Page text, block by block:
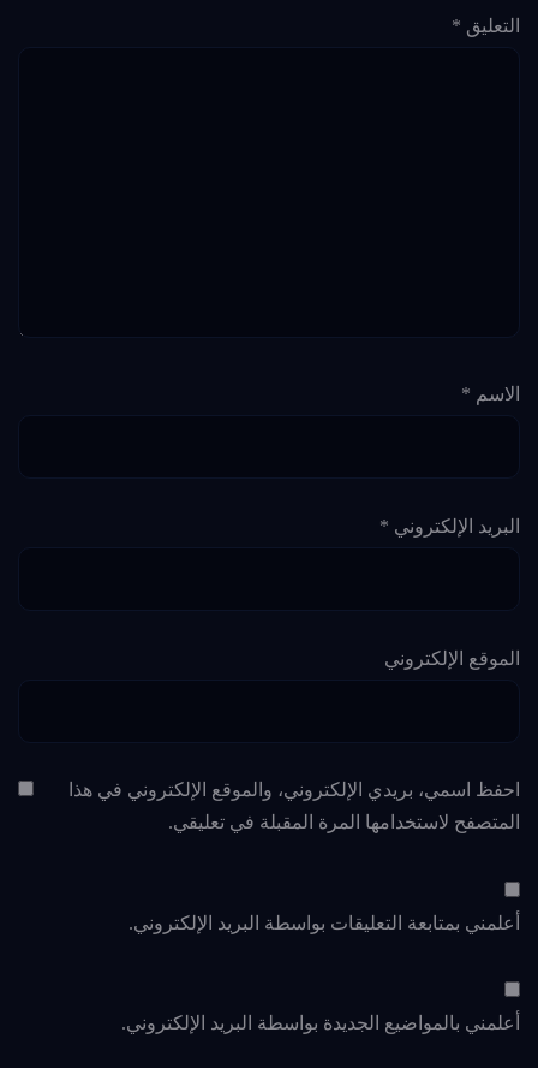
التعليق *
الاسم *
البريد الإلكتروني *
الموقع الإلكتروني
احفظ اسمي، بريدي الإلكتروني، والموقع الإلكتروني في هذا
المتصفح لاستخدامها المرة المقبلة في تعليقي.
أعلمني بمتابعة التعليقات بواسطة البريد الإلكتروني.
أعلمني بالمواضيع الجديدة بواسطة البريد الإلكتروني.